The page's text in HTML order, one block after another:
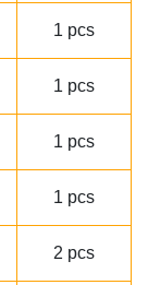
1 pcs
1 pcs
1 pcs
1 pcs
2 pcs